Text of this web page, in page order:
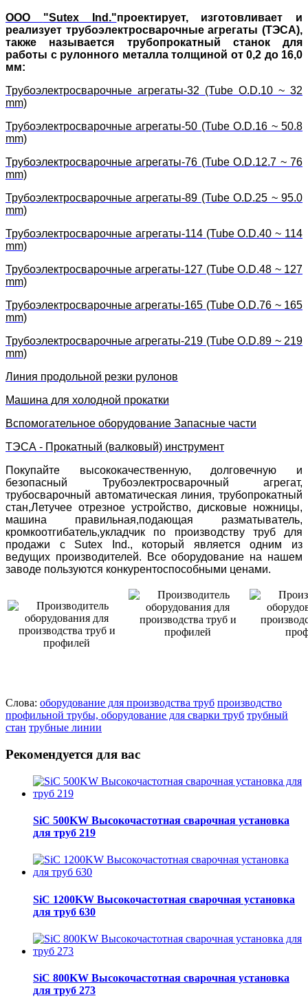
ООО "Sutex Ind."проектирует, изготовливает и
реализует трубоэлектросварочные агрегаты (ТЭСА),
также называется трубопрокатный станок для
работы с рулонного металла толщиной от 0,2 до 16,0
мм:
Трубоэлектросварочные агрегаты-32 (Tube O.D.10 ~ 32
mm)
Трубоэлектросварочные агрегаты-50 (Tube O.D.16 ~ 50.8
mm)
Трубоэлектросварочные агрегаты-76 (Tube O.D.12.7 ~ 76
mm)
Трубоэлектросварочные агрегаты-89 (Tube O.D.25 ~ 95.0
mm)
Трубоэлектросварочные агрегаты-114 (Tube O.D.40 ~ 114
mm)
Трубоэлектросварочные агрегаты-127 (Tube O.D.48 ~ 127
mm)
Трубоэлектросварочные агрегаты-165 (Tube O.D.76 ~ 165
mm)
Трубоэлектросварочные агрегаты-219 (Tube O.D.89 ~ 219
mm)
Линия продольной резки рулонов
Машина для холодной прокатки
Вспомогательное оборудование Запасные части
ТЭСА - Прокатный (валковый) инструмент
Покупайте высококачественную, долговечную и
безопасный Трубоэлектросварочный агрегат,
трубосварочный автоматическая линия, трубопрокатный
стан,Летучее отрезное устройство, дисковые ножницы,
машина правильная,подающая разматыватель,
кромкоотгибатель,укладчик по производству труб для
продажи с Sutex Ind., который является одним из
ведущих производителей. Все оборудование на нашем
заводе пользуются конкурентоспособными ценами.
Слова: оборудование для производства труб производство
профильной трубы, оборудование для сварки труб трубный
стан трубные линии
Рекомендуется для вас
SiC 500KW Высокочастотная сварочная установка
для труб 219
SiC 1200KW Высокочастотная сварочная установка
для труб 630
SiC 800KW Высокочастотная сварочная установка
для труб 273